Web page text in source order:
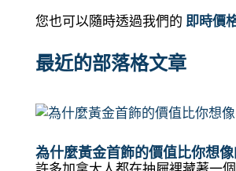
您也可以隨時透過我們的 即時價
最近的部落格文章
為什麼黃金首飾的價值比你想